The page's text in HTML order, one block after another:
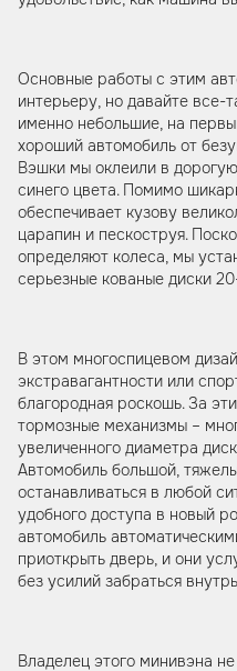
Основные работы с этим
интерьеру, но давайте все-
именно небольшие, на
хороший автомобиль от
Вэшки мы оклеили в
синего цвета. Помимо
обеспечивает кузову
царапин и пескоструя.
определяют колеса, мы
серьезные кованые диски
В этом многоспицевом
экстравагантности или
благородная роскошь. За
тормозные механизмы –
увеличенного диаметра
Автомобиль большой,
останавливаться в любой
удобного доступа в новый
автомобиль
приоткрыть дверь, и они
без усилий забраться
Владелец этого минивэна